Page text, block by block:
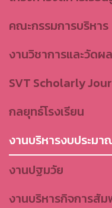
คณะกรรมการบริหาร
งานวิชาการและวัดผ
SVT Scholarly
กลยุทธ์โรงเรียน
งานบริหารงบประม
งานปฐมวัย
งานบริหารกิจการสั